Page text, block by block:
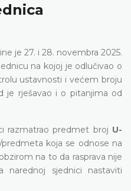
je 27. i 28. novembra 2025.
na kojoj je odlučivao o
ustavnosti i većem broju
je rješavao i o pitanjima od
razmatrao predmet broj U-
koja se odnose na
na to da rasprava nije
narednoj sjednici nastaviti